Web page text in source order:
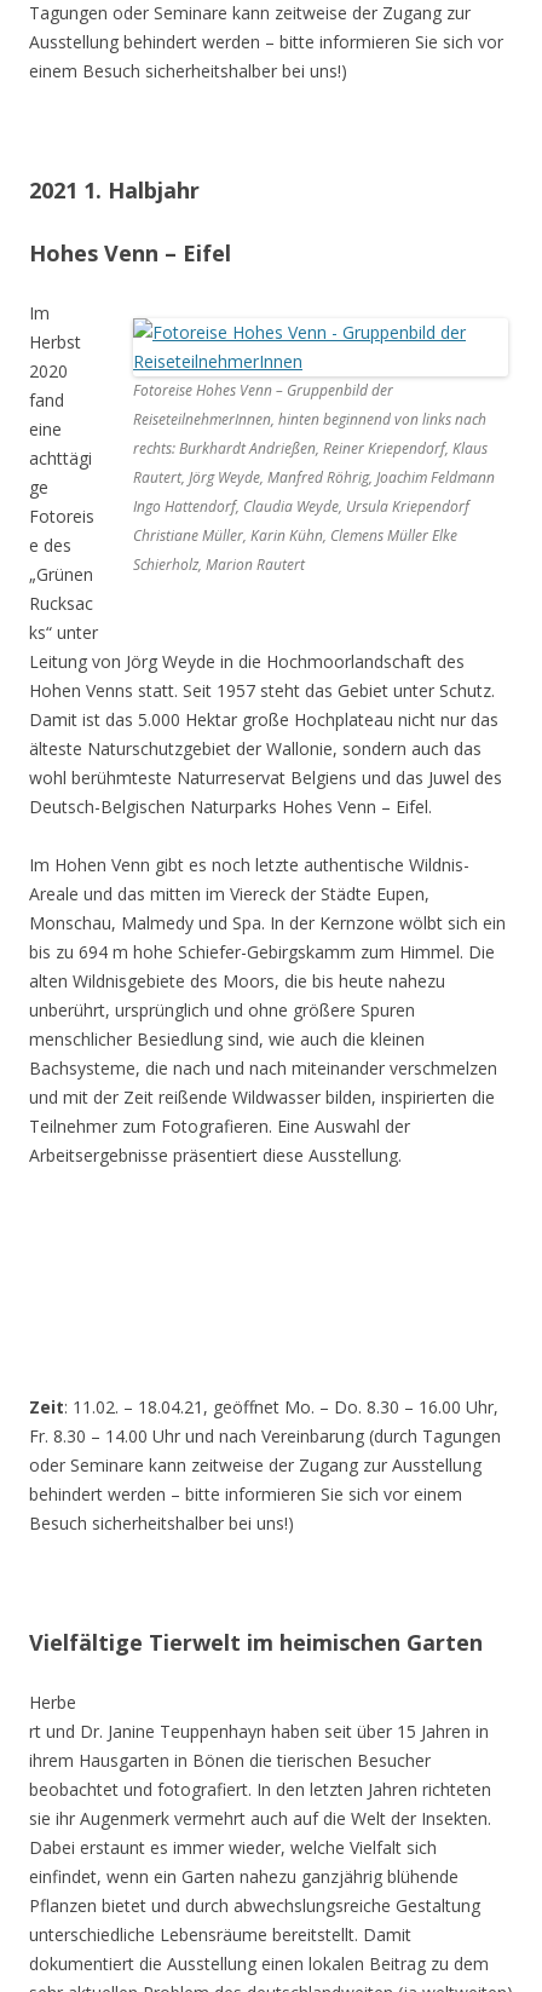
Tagungen oder Seminare kann zeitweise der Zugang zur
Ausstellung behindert werden – bitte informieren Sie sich vor
einem Besuch sicherheitshalber bei uns!)
2021 1. Halbjahr
Hohes Venn – Eifel
Fotoreise Hohes Venn – Gruppenbild der
ReiseteilnehmerInnen, hinten beginnend von links nach
rechts: Burkhardt Andrießen, Reiner Kriependorf, Klaus
Rautert, Jörg Weyde, Manfred Röhrig, Joachim Feldmann
Ingo Hattendorf, Claudia Weyde, Ursula Kriependorf
Christiane Müller, Karin Kühn, Clemens Müller Elke
Schierholz, Marion Rautert
Im
Herbst
2020
fand
eine
achttägi
ge
Fotoreis
e des
„Grünen
Rucksac
ks“ unter
Leitung von Jörg Weyde in die Hochmoorlandschaft des
Hohen Venns statt. Seit 1957 steht das Gebiet unter Schutz.
Damit ist das 5.000 Hektar große Hochplateau nicht nur das
älteste Naturschutzgebiet der Wallonie, sondern auch das
wohl berühmteste Naturreservat Belgiens und das Juwel des
Deutsch-Belgischen Naturparks Hohes Venn – Eifel.
Im Hohen Venn gibt es noch letzte authentische Wildnis-
Areale und das mitten im Viereck der Städte Eupen,
Monschau, Malmedy und Spa. In der Kernzone wölbt sich ein
bis zu 694 m hohe Schiefer-Gebirgskamm zum Himmel. Die
alten Wildnisgebiete des Moors, die bis heute nahezu
unberührt, ursprünglich und ohne größere Spuren
menschlicher Besiedlung sind, wie auch die kleinen
Bachsysteme, die nach und nach miteinander verschmelzen
und mit der Zeit reißende Wildwasser bilden, inspirierten die
Teilnehmer zum Fotografieren. Eine Auswahl der
Arbeitsergebnisse präsentiert diese Ausstellung.
Zeit: 11.02. – 18.04.21, geöffnet Mo. – Do. 8.30 – 16.00 Uhr,
Fr. 8.30 – 14.00 Uhr und nach Vereinbarung (durch Tagungen
oder Seminare kann zeitweise der Zugang zur Ausstellung
behindert werden – bitte informieren Sie sich vor einem
Besuch sicherheitshalber bei uns!)
Vielfältige Tierwelt im heimischen Garten
Herbe
rt und Dr. Janine Teuppenhayn haben seit über 15 Jahren in
ihrem Hausgarten in Bönen die tierischen Besucher
beobachtet und fotografiert. In den letzten Jahren richteten
sie ihr Augenmerk vermehrt auch auf die Welt der Insekten.
Dabei erstaunt es immer wieder, welche Vielfalt sich
einfindet, wenn ein Garten nahezu ganzjährig blühende
Pflanzen bietet und durch abwechslungsreiche Gestaltung
unterschiedliche Lebensräume bereitstellt. Damit
dokumentiert die Ausstellung einen lokalen Beitrag zu dem